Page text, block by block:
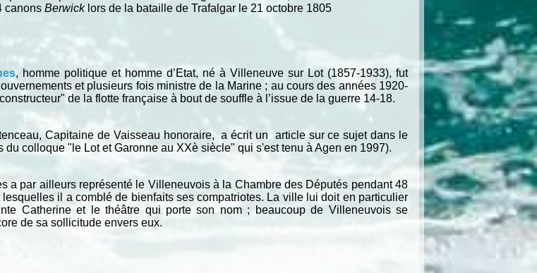
canons Berwicklors de la bataille de Trafalgar le 21 octobre 1805
, homme politique et homme d’Etat, né à Villeneuve sur Lot (1857-1933), fut
et plusieurs fois ministre de la Marine ; au cours des années 1920-
de la flotte française à bout de souffle à l’issue de la guerre 14-18.
Capitaine de Vaisseau honoraire, a écrit un article sur ce sujet dans le
du colloque "le Lot et Garonne au XXè siècle" qui s'est tenu à Agen en 1997).
a par ailleurs représenté le Villeneuvois à la Chambre des Députés pendant 48
il a comblé de bienfaits ses compatriotes. La ville lui doit en particulier
Catherine et le théâtre qui porte son nom ; beaucoup de Villeneuvois se
de sa sollicitude envers eux.